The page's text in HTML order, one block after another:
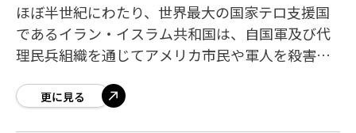
ほぼ半世紀にわたり、世界最大の国家テロ支援国
であるイラン・イスラム共和国は、自国軍及び代
理民兵組織を通じてアメリカ市民や軍人を殺害・
も多くのアメリカ人がイランによって命を落とし
更に見る